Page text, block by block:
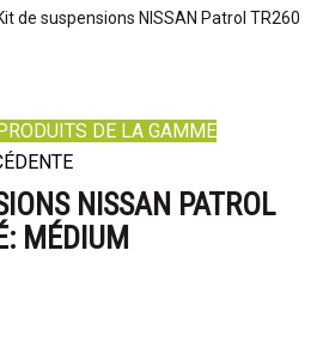
de suspensions NISSAN Patrol TR260
DE LA GAMME
NISSAN PATROL
MÉDIUM